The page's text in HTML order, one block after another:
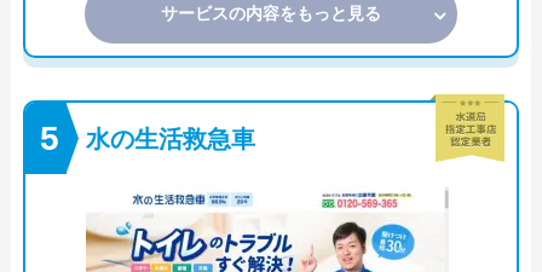
サービスの内容をもっと見る
水の生活救急車